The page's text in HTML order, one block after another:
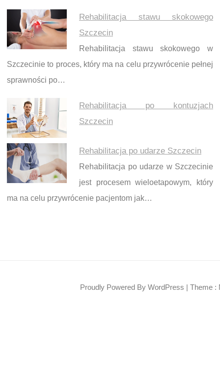
Rehabilitacja stawu skokowego
Szczecin
Rehabilitacja stawu skokowego w
Szczecinie to proces, który ma na celu przywrócenie pełnej
sprawności po…
Rehabilitacja po kontuzjach
Szczecin
Rehabilitacja po udarze Szczecin
Rehabilitacja po udarze w Szczecinie
jest procesem wieloetapowym, który
ma na celu przywrócenie pacjentom jak…
Proudly Powered By WordPress | Theme :